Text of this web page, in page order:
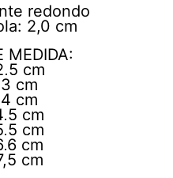
redondo
2,0 cm
MEDIDA:
cm
cm
cm
cm
cm
cm
cm